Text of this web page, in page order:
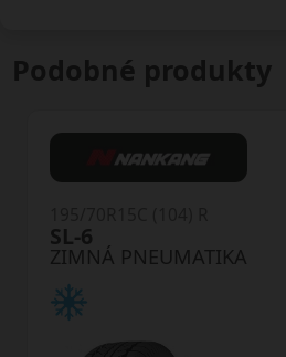
Podobné produkty
ZIMNÁ PNEUMATIKA
CW51 Winter